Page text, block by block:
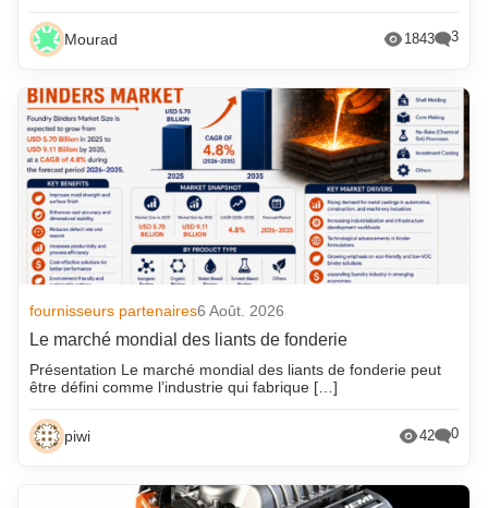
Mourad 1843 3
fournisseurs partenaires6 Août. 2026
Le marché mondial des liants de fonderie
Présentation Le marché mondial des liants de fonderie peut
être défini comme l’industrie qui fabrique […]
piwi 42 0